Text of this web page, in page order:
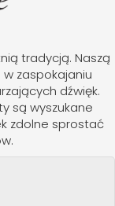
tradycją. Naszą
zaspokajaniu
dźwięk.
są wyszukane
zdolne sprostać